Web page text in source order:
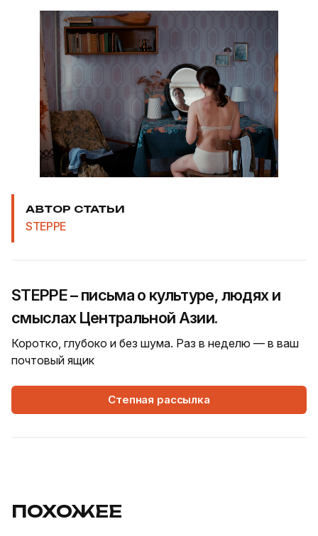
АВТОР СТАТЬИ
STEPPE
STEPPE – письма о культуре, людях и
смыслах Центральной Азии.
Коротко, глубоко и без шума. Раз в неделю — в ваш
почтовый ящик
Степная рассылка
ПОХОЖЕЕ